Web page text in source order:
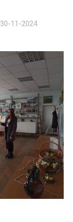
30-11-2024